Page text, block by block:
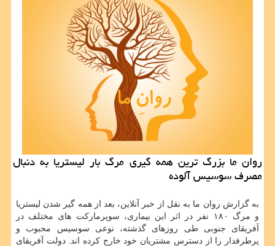
روان ما بزرگ ترین همه گیری مرگ بار لیستریا به دنبال
مصرف سوسیس آلوده
به گزارش روان ما به نقل از خبر آنلاین، بعد از همه گیر شدن لیستریا
و مرگ ۱۸۰ نفر در اثر این بیماری، سوپرماركت های مختلف در
آفریقای جنوبی طی روزهای گذشته، نوعی سوسیس محبوب و
پرطرفدار را از دسترس مشتریان خود خارج كرده اند. دولت آفریقای